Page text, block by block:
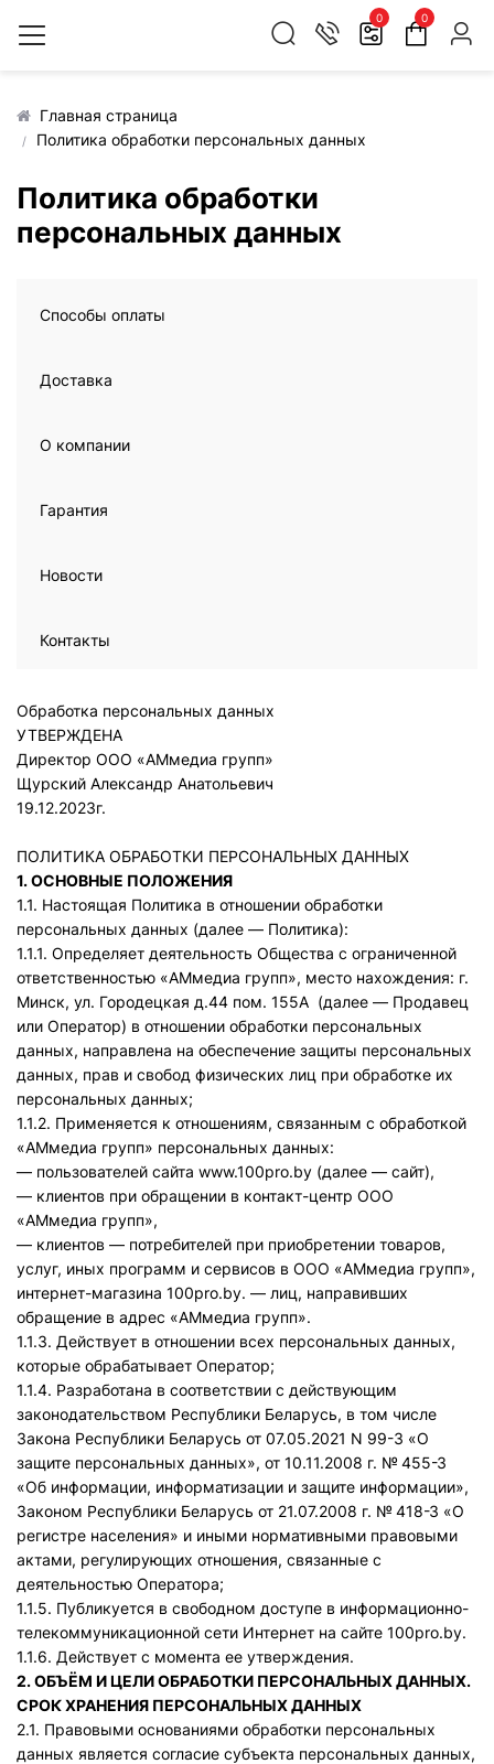
0 0
Главная страница
Политика обработки персональных данных
Политика обработки
персональных данных
Способы оплаты
Доставка
О компании
Гарантия
Новости
Контакты
Обработка персональных данных
УТВЕРЖДЕНА
Директор ООО «АМмедиа групп»
Щурский Александр Анатольевич
19.12.2023г.
ПОЛИТИКА ОБРАБОТКИ ПЕРСОНАЛЬНЫХ ДАННЫХ
1. ОСНОВНЫЕ ПОЛОЖЕНИЯ
1.1. Настоящая Политика в отношении обработки
персональных данных (далее — Политика):
1.1.1. Определяет деятельность Общества с ограниченной
ответственностью «АМмедиа групп», место нахождения: г.
Минск, ул. Городецкая д.44 пом. 155А (далее — Продавец
или Оператор) в отношении обработки персональных
данных, направлена на обеспечение защиты персональных
данных, прав и свобод физических лиц при обработке их
персональных данных;
1.1.2. Применяется к отношениям, связанным с обработкой
«АМмедиа групп» персональных данных:
— пользователей сайта www.100pro.by (далее — сайт),
— клиентов при обращении в контакт-центр ООО
«АМмедиа групп»,
— клиентов — потребителей при приобретении товаров,
услуг, иных программ и сервисов в ООО «АМмедиа групп»,
интернет-магазина 100pro.by. — лиц, направивших
обращение в адрес «АМмедиа групп».
1.1.3. Действует в отношении всех персональных данных,
которые обрабатывает Оператор;
1.1.4. Разработана в соответствии с действующим
законодательством Республики Беларусь, в том числе
Закона Республики Беларусь от 07.05.2021 N 99-З «О
защите персональных данных», от 10.11.2008 г. № 455-З
«Об информации, информатизации и защите информации»,
Законом Республики Беларусь от 21.07.2008 г. № 418-З «О
регистре населения» и иными нормативными правовыми
актами, регулирующих отношения, связанные с
деятельностью Оператора;
1.1.5. Публикуется в свободном доступе в информационно-
телекоммуникационной сети Интернет на сайте 100pro.by.
1.1.6. Действует с момента ее утверждения.
2. ОБЪЁМ И ЦЕЛИ ОБРАБОТКИ ПЕРСОНАЛЬНЫХ ДАННЫХ.
СРОК ХРАНЕНИЯ ПЕРСОНАЛЬНЫХ ДАННЫХ
2.1. Правовыми основаниями обработки персональных
данных является согласие субъекта персональных данных,